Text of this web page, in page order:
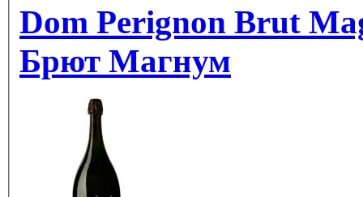
Dom Perignon Brut
Брют Магнум